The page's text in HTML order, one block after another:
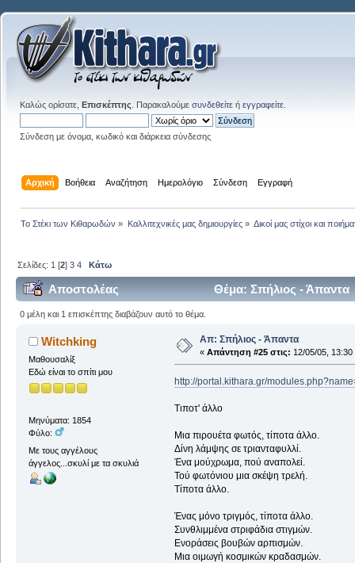
Καλώς ορίσατε, Επισκέπτης . Παρακαλούμε συνδεθείτε ή εγγραφείτε
Σύνδεση με όνομα, κωδικό και διάρκεια σύνδεσης
Αρχική Βοήθεια Αναζήτηση Ημερολόγιο Σύνδεση Εγγραφή
Το Στέκι των Κιθαρωδών » Καλλιτεχνικές μας δημιουργίες» Δικοί μας στίχοι και
Σελίδες: 1 [2]3 4 Κάτω
Αποστολέας Θέμα: Σπήλιος - Άπαντα
0 μέλη και 1 επισκέπτης διαβάζουν αυτό το θέμα.
Witchking
Μαθουσαλίξ
Εδώ είναι το σπίτι μου
Μηνύματα: 1854
Φύλο:
Με τους αγγέλους
άγγελος...σκυλί με τα σκυλιά
Απ: Σπήλιος - Άπαντα
« Απάντηση #25 στις: 12/05/05, 13:30
http://portal.kithara.gr/
Τιποτ' άλλο
Μια πιρουέτα φωτός, τίποτα άλλο.
Δίνη λάμψης σε τριανταφυλλί.
Ένα μούχρωμα, πού αναπολεί.
Τού φωτόνιου μια σκέψη τρελή.
Τίποτα άλλο.
Ένας μόνο τριγμός, τίποτα άλλο.
Συνθλιμμένα στριφάδια στιγμών.
Ενοράσεις βουβών αρπισμών.
Μια οιμωγή κοσμικών κραδασμών.